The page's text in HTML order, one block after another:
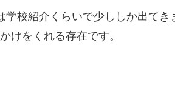
学校紹介くらいで少ししか出て
けをくれる存在です。